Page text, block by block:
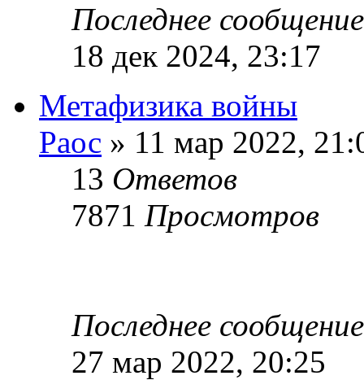
Последнее
18 дек 2024, 23:17
Метафизика войны
Раос » 11 мар 2022,
13 Ответов
7871 Просмотров
Последнее
27 мар 2022, 20:25